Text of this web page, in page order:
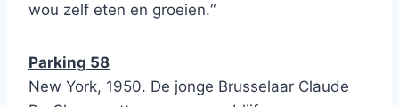
wou zelf eten en groeien.“
Parking 58
New York, 1950. De jonge Brusselaar Claude